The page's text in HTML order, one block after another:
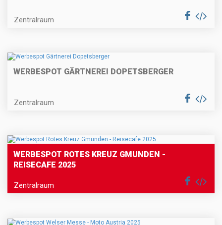
Zentralraum
WERBESPOT GÄRTNEREI DOPETSBERGER
Zentralraum
WERBESPOT ROTES KREUZ GMUNDEN -
REISECAFE 2025
Zentralraum